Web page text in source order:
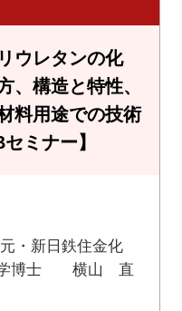
ウレタンの化
、構造と特性、
料用途での技術
ミナー】
新日鉄住金化
学博士 横山 直